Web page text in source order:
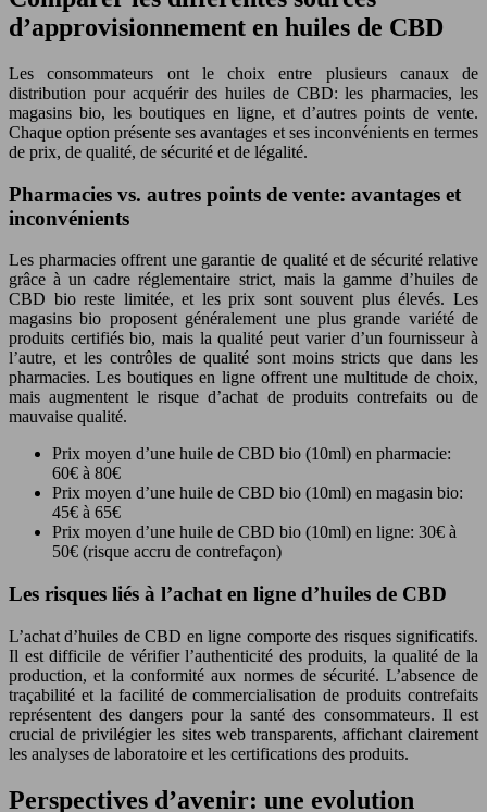
d’approvisionnement en huiles de CBD
Les consommateurs ont le choix entre plusieurs canaux de
distribution pour acquérir des huiles de CBD: les pharmacies, les
magasins bio, les boutiques en ligne, et d’autres points de vente.
Chaque option présente ses avantages et ses inconvénients en termes
de prix, de qualité, de sécurité et de légalité.
Pharmacies vs. autres points de vente: avantages et
inconvénients
Les pharmacies offrent une garantie de qualité et de sécurité relative
grâce à un cadre réglementaire strict, mais la gamme d’huiles de
CBD bio reste limitée, et les prix sont souvent plus élevés. Les
magasins bio proposent généralement une plus grande variété de
produits certifiés bio, mais la qualité peut varier d’un fournisseur à
l’autre, et les contrôles de qualité sont moins stricts que dans les
pharmacies. Les boutiques en ligne offrent une multitude de choix,
mais augmentent le risque d’achat de produits contrefaits ou de
mauvaise qualité.
Prix moyen d’une huile de CBD bio (10ml) en pharmacie:
60€ à 80€
Prix moyen d’une huile de CBD bio (10ml) en magasin bio:
45€ à 65€
Prix moyen d’une huile de CBD bio (10ml) en ligne: 30€ à
50€ (risque accru de contrefaçon)
Les risques liés à l’achat en ligne d’huiles de CBD
L’achat d’huiles de CBD en ligne comporte des risques significatifs.
Il est difficile de vérifier l’authenticité des produits, la qualité de la
production, et la conformité aux normes de sécurité. L’absence de
traçabilité et la facilité de commercialisation de produits contrefaits
représentent des dangers pour la santé des consommateurs. Il est
crucial de privilégier les sites web transparents, affichant clairement
les analyses de laboratoire et les certifications des produits.
Perspectives d’avenir: une evolution